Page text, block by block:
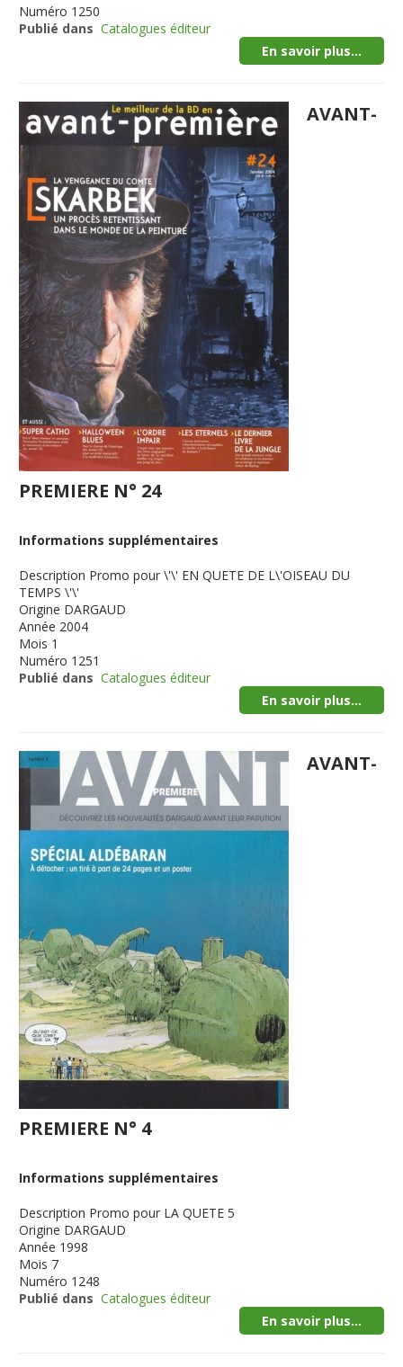
Numéro 1250
Publié dans Catalogues éditeur
En savoir plus...
AVANT-
PREMIERE N° 24
Informations supplémentaires
Description Promo pour \'\' EN QUETE DE L\'OISEAU DU
TEMPS \'\'
Origine DARGAUD
Année 2004
Mois 1
Numéro 1251
Publié dans Catalogues éditeur
En savoir plus...
AVANT-
PREMIERE N° 4
Informations supplémentaires
Description Promo pour LA QUETE 5
Origine DARGAUD
Année 1998
Mois 7
Numéro 1248
Publié dans Catalogues éditeur
En savoir plus...